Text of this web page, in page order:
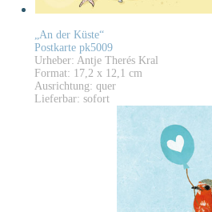
„An der Küste“
Postkarte pk5009
Urheber: Antje Therés Kral
Format: 17,2 x 12,1 cm
Ausrichtung: quer
Lieferbar: sofort